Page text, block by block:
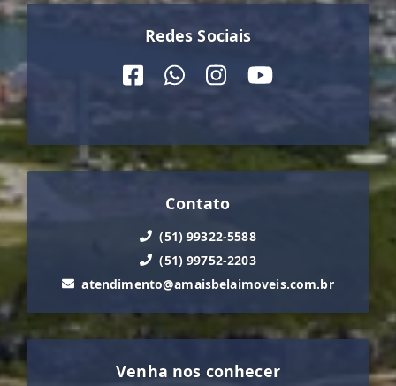
Redes Sociais
Contato
(51) 99322-5588
(51) 99752-2203
atendimento@amaisbelaimoveis.com.br
Venha nos conhecer